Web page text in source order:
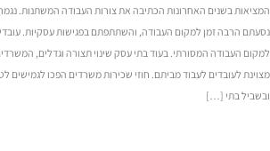
המציאות בשנים האחרונות הכתיבה את צורות העבודה המשתנות.
נסעתם הרבה זמן למקום העבודה, והשתתפתם בפגישות עסקיות.
למקום העבודה המסורתי. בעוד בתי עסק שינוי תצורה וגדלים,
מצוינת לעובדים לעבוד מביתם. חוזי שכירות משרדים הפכו לגמישים
ובשביל בתי […]